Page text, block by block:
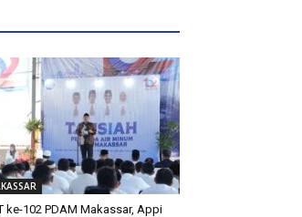
ke-102 PDAM Makassar, Appi